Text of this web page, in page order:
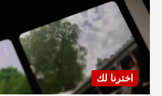
اخترنا لك